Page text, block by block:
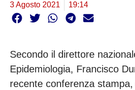
3 Agosto 2021 19:14
Secondo il direttore
Epidemiologia, Francisco
recente conferenza